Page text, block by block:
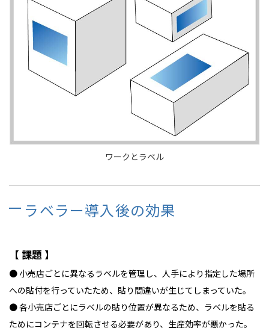
ワークとラベル
ラベラー導入後の効果
【 課題 】
● 小売店ごとに異なるラベルを管理し、人手により指定した場所
への貼付を行っていたため、貼り間違いが生じてしまっていた。
● 各小売店ごとにラベルの貼り位置が異なるため、ラベルを貼る
ためにコンテナを回転させる必要があり、生産効率が悪かった。